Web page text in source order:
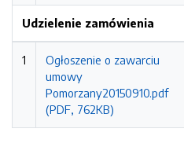
Udzielenie zamówienia
1
Ogłoszenie o zawarciu
umowy
Pomorzany20150910.pdf
(PDF, 762KB)